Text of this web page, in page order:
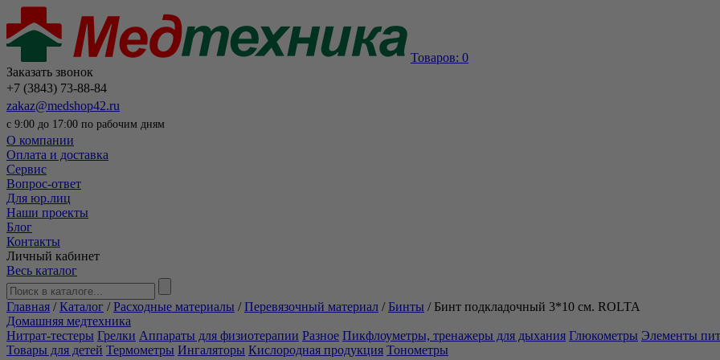
Товаров: 0
Заказать звонок
+7 (3843) 73-88-84
zakaz@medshop42.ru
с 9:00 до 17:00 по рабочим дням
О компании
Оплата и доставка
Сервис
Вопрос-ответ
Для юр.лиц
Наши проекты
Блог
Контакты
Личный кабинет
Весь каталог
Главная /Каталог /Расходные материалы /Перевязочный материал / Бинты / Бинт подкладочный 3*10 см. ROLTA
Домашняя медтехника
Нитрат-тестеры Грелки Аппараты для физиотерапии Разное Пикфлоуметры, тренажеры для дыхания Глюкометры Элементы
Товары для детей Термометры Ингаляторы Кислородная продукция Тонометры